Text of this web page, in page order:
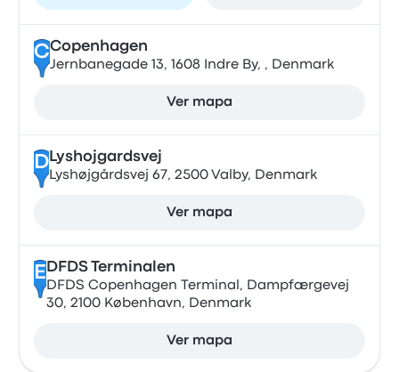
CCopenhagen
Jernbanegade 13, 1608 Indre By, , Denmark
Ver mapa
DLyshojgardsvej
Lyshøjgårdsvej 67, 2500 Valby, Denmark
Ver mapa
E DFDS Terminalen
DFDS Copenhagen Terminal, Dampfærgevej
30, 2100 København, Denmark
Ver mapa